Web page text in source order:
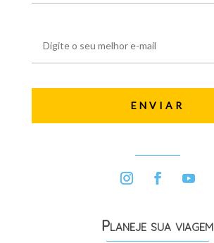
Planeje sua viagem